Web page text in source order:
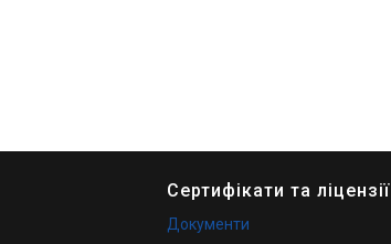
Сертифікати та ліцензії
Документи